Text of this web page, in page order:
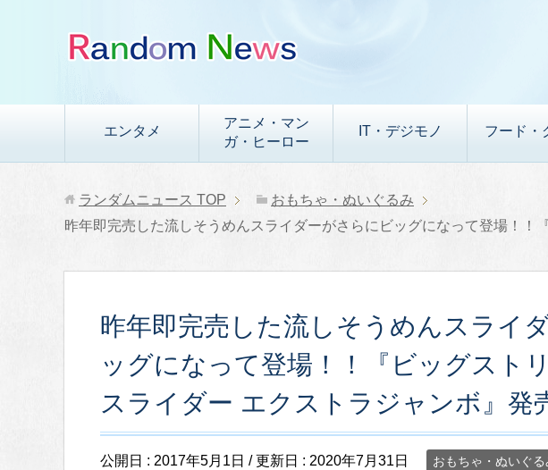
エンタメ
アニメ・マン
ガ・ヒーロー
IT・デジモノ フード・
ランダムニュース TOP
おもちゃ・ぬいぐるみ
昨年即完売した流しそうめんスライダーがさらにビッグになって登場！！
昨年即完売した流しそうめんスライ
ッグになって登場！！『ビッグスト
スライダー エクストラジャンボ』発
公開日 : 2017年5月1日 / 更新日 : 2020年7月31日 おもちゃ・ぬいぐる